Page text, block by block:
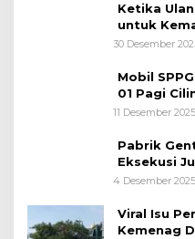
Ketika
untuk
30 Desember
Mobil
01 Pagi
11 Desember 2025
Pabrik
Eksekusi
Tangerang,
4 Desember 2025
Viral Isu
Kemenag